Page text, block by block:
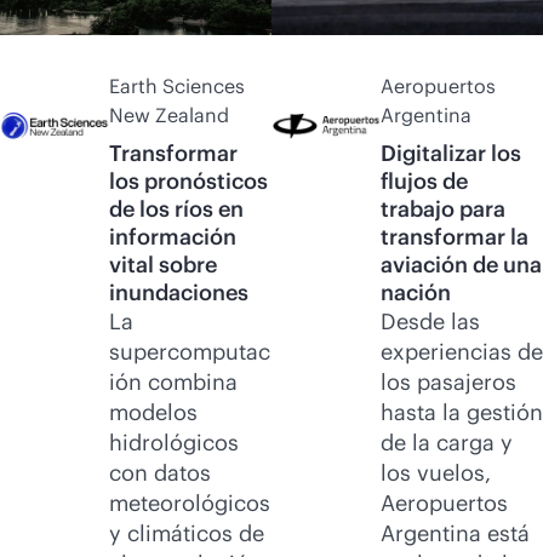
Earth Sciences
New Zealand
Transformar
los pronósticos
de los ríos en
información
vital sobre
inundaciones
La
supercomputac
ión combina
modelos
hidrológicos
con datos
meteorológicos
y climáticos de
Aeropuertos
Argentina
Digitalizar los
flujos de
trabajo para
transformar la
aviación de una
nación
Desde las
experiencias de
los pasajeros
hasta la gestión
de la carga y
los vuelos,
Aeropuertos
Argentina está